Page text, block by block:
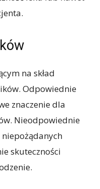
na skład
Odpowiednie
znaczenie dla
Nieodpowiednie
skuteczności